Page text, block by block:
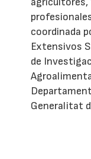
coordinada
Extensivos
de
Generalitat